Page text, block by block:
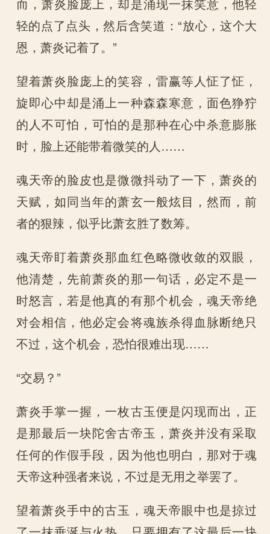
轻的点了点头，然后含笑道：“放心，这个大
恩，萧炎记着了。”
望着萧炎脸庞上的笑容，雷赢等人怔了怔，
旋即心中却是涌上一种森森寒意，面色狰狞
的人不可怕，可怕的是那种在心中杀意膨胀
时，脸上还能带着微笑的人……
魂天帝的脸皮也是微微抖动了一下，萧炎的
天赋，如同当年的萧玄一般炫目，然而，前
者的狠辣，似乎比萧玄胜了数筹。
魂天帝盯着萧炎那血红色略微收敛的双眼，
他清楚，先前萧炎的那一句话，必定不是一
时怒言，若是他真的有那个机会，魂天帝绝
对会相信，他必定会将魂族杀得血脉断绝只
不过，这个机会，恐怕很难出现……
“交易？”
萧炎手掌一握，一枚古玉便是闪现而出，正
是那最后一块陀舍古帝玉，萧炎并没有采取
任何的作假手段，因为他也明白，那对于魂
天帝这种强者来说，不过是无用之举罢了。
望着萧炎手中的古玉，魂天帝眼中也是掠过